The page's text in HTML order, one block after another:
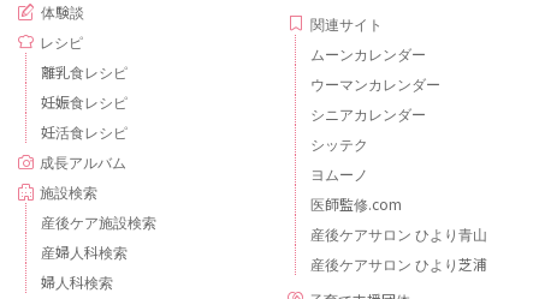
体験談
レシピ
離乳食レシピ
妊娠食レシピ
妊活食レシピ
成長アルバム
施設検索
産後ケア施設検索
産婦人科検索
婦人科検索
関連サイト
ムーンカレンダー
ウーマンカレンダー
シニアカレンダー
シッテク
ヨムーノ
医師監修.com
産後ケアサロン ひより青山
産後ケアサロン ひより芝浦